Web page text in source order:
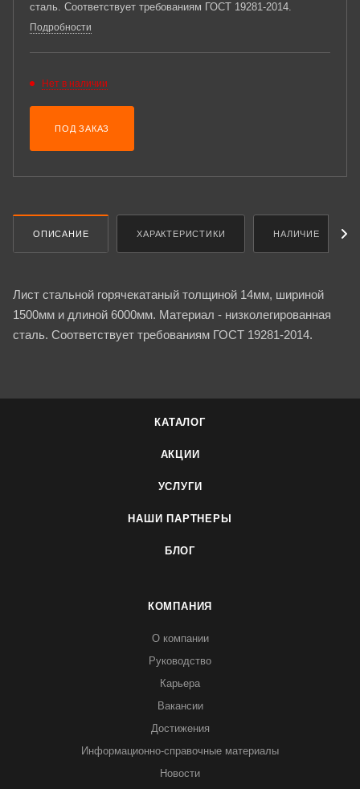
сталь. Соответствует требованиям ГОСТ 19281-2014.
Подробности
Нет в наличии
ПОД ЗАКАЗ
ОПИСАНИЕ ХАРАКТЕРИСТИКИ НАЛИЧИЕ
Лист стальной горячекатаный толщиной 14мм, шириной
1500мм и длиной 6000мм. Материал - низколегированная
сталь. Соответствует требованиям ГОСТ 19281-2014.
КАТАЛОГ
АКЦИИ
УСЛУГИ
НАШИ ПАРТНЕРЫ
БЛОГ
КОМПАНИЯ
О компании
Руководство
Карьера
Вакансии
Достижения
Информационно-справочные материалы
Новости